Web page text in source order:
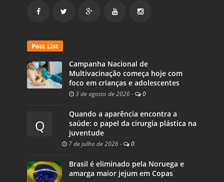
Post List
Campanha Nacional de
Multivacinação começa hoje com
foco em crianças e adolescentes
3 de agosto de 2026 - 0
Q
Quando a aparência encontra a
saúde: o papel da cirurgia plástica na
juventude
7 de julho de 2026 - 0
Brasil é eliminado pela Noruega e
amarga maior jejum em Copas